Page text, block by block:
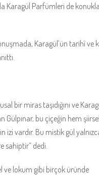
Karagül Parfümleri de
Karagül’ün tarihî ve
bir miras taşıdığını ve
Gülpınar, bu çiçeğin hem
izi vardır. Bu mistik gül
sahiptir” dedi.
ve lokum gibi birçok üründe